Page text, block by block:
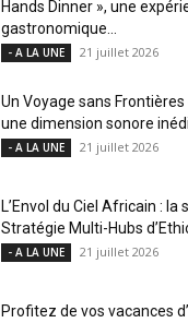
Hands Dinner », une
gastronomique...
- A LA UNE 21 juillet 2026
Un Voyage sans
une dimension sonore
- A LA UNE 21 juillet 2026
L’Envol du Ciel Africain : la
Stratégie Multi-Hubs
- A LA UNE 21 juillet 2026
Profitez de vos vacances